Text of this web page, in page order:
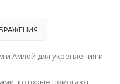
Амлой для укрепления и
которые помогают